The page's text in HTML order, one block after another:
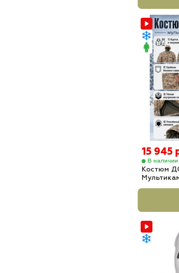
15 945
В наличии
Костюм